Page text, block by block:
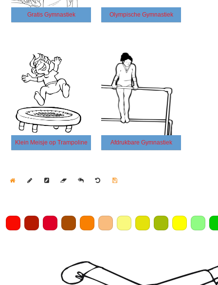
Gratis Gymnastiek Olympische Gymnastiek
Klein Meisje op Trampoline Afdrukbare Gymnastiek